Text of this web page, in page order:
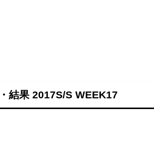
結果 2017S/S WEEK17